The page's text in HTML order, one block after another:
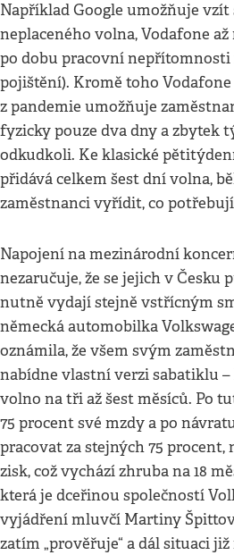
Například Google umožňuje
neplaceného volna, Vodafone až
po dobu pracovní
pojištění). Kromě toho
z pandemie umožňuje
fyzicky pouze dva dny a zbytek
odkudkoli. Ke klasické
přidává celkem šest dní volna,
zaměstnanci vyřídit, co
Napojení na mezinárodní
nezaručuje, že se jejich v Česku
nutně vydají stejně vstřícným
německá automobilka
oznámila, že všem svým
nabídne vlastní verzi sabatiklu –
volno na tři až šest měsíců. Po
75 procent své mzdy a po
pracovat za stejných 75
zisk, což vychází zhruba na 18
která je dceřinou společností
vyjádření mluvčí Martiny
zatím „prověřuje“ a dál situaci